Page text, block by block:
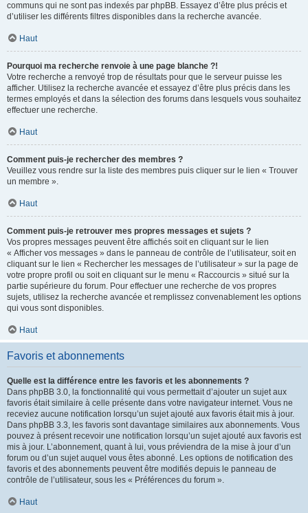
communs qui ne sont pas indexés par phpBB. Essayez d’être plus précis et
d’utiliser les différents filtres disponibles dans la recherche avancée.
Haut
Pourquoi ma recherche renvoie à une page blanche ?!
Votre recherche a renvoyé trop de résultats pour que le serveur puisse les
afficher. Utilisez la recherche avancée et essayez d’être plus précis dans les
termes employés et dans la sélection des forums dans lesquels vous souhaitez
effectuer une recherche.
Haut
Comment puis-je rechercher des membres ?
Veuillez vous rendre sur la liste des membres puis cliquer sur le lien « Trouver
un membre ».
Haut
Comment puis-je retrouver mes propres messages et sujets ?
Vos propres messages peuvent être affichés soit en cliquant sur le lien
« Afficher vos messages » dans le panneau de contrôle de l’utilisateur, soit en
cliquant sur le lien « Rechercher les messages de l’utilisateur » sur la page de
votre propre profil ou soit en cliquant sur le menu « Raccourcis » situé sur la
partie supérieure du forum. Pour effectuer une recherche de vos propres
sujets, utilisez la recherche avancée et remplissez convenablement les options
qui vous sont disponibles.
Haut
Favoris et abonnements
Quelle est la différence entre les favoris et les abonnements ?
Dans phpBB 3.0, la fonctionnalité qui vous permettait d’ajouter un sujet aux
favoris était similaire à celle présente dans votre navigateur internet. Vous ne
receviez aucune notification lorsqu’un sujet ajouté aux favoris était mis à jour.
Dans phpBB 3.3, les favoris sont davantage similaires aux abonnements. Vous
pouvez à présent recevoir une notification lorsqu’un sujet ajouté aux favoris est
mis à jour. L’abonnement, quant à lui, vous préviendra de la mise à jour d’un
forum ou d’un sujet auquel vous êtes abonné. Les options de notification des
favoris et des abonnements peuvent être modifiés depuis le panneau de
contrôle de l’utilisateur, sous les « Préférences du forum ».
Haut